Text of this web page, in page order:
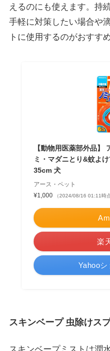
えるのにも使えます。持
手軽に対策したい場合や
トに使用するのがおすす
【動物用医薬部外品】
ミ・マダニとり&蚊よ
35cm 犬
アース・ペット
¥1,000
（2024/08/16 01:11時
楽
Yahoo
スキンベープ 虫除けス